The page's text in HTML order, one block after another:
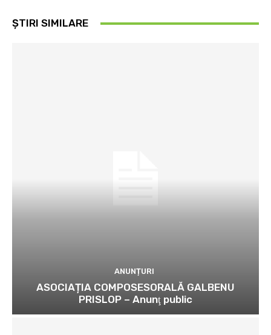
ȘTIRI SIMILARE
ANUNȚURI
ASOCIAȚIA COMPOSESORALĂ GALBENU
PRISLOP – Anunţ public